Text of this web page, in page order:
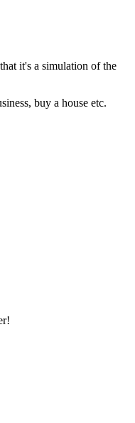
it's a simulation of the
buy a house etc.